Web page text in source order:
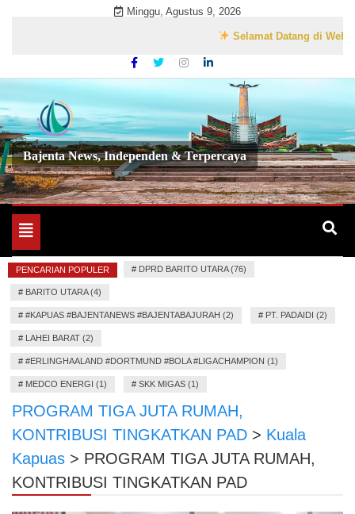
Minggu, Agustus 9, 2026
Selamat Datang di Website
Bajenta News, Independen & Terpercaya
Toggle
navigation
PENCARIAN POPULER # DPRD BARITO UTARA (76)
# BARITO UTARA (4)
# #KAPUAS #BAJENTANEWS #BAJENTABAJURAH (2) # PT. PADAIDI (2)
# LAHEI BARAT (2)
# #ERLINGHAALAND #DORTMUND #BOLA #LIGACHAMPION (1)
# MEDCO ENERGI (1) # SKK MIGAS (1)
PROGRAM TIGA JUTA RUMAH,
KONTRIBUSI TINGKATKAN PAD > Kuala
Kapuas > PROGRAM TIGA JUTA RUMAH,
KONTRIBUSI TINGKATKAN PAD